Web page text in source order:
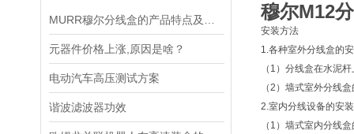
元器件价格上涨,原因是啥？
电动汽车高压测试方案
谐波滤波器功效
穆尔M12
安装方法
1.各种室外分线盒的
（1）分线盒在水泥
（2）墙式室外分线
2.室内分线设备的安装
（1）墙式室内分线